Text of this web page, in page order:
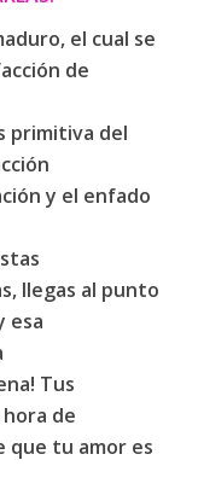
el cual se
de
primitiva del
y el enfado
llegas al punto
esa
Tus
de
que tu amor es